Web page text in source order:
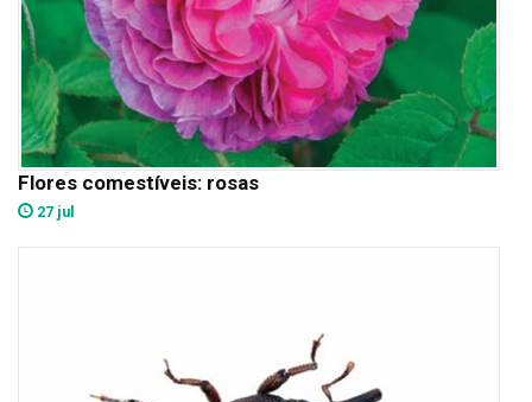
Flores comestíveis: rosas
27 jul